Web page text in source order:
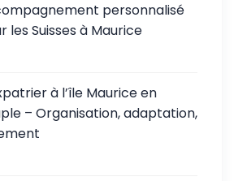
personnalisé
les Suisses à Maurice
à l’île Maurice en
– Organisation, adaptation,